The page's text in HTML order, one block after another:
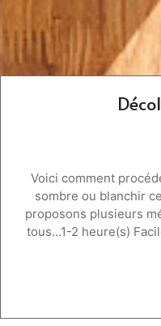
Voici comment
sombre ou blanchir
proposons plusieurs
tous…1-2 heure(s)